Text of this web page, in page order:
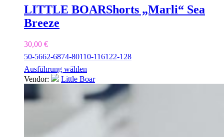
LITTLE BOARShorts „Marli“ Sea
Breeze
30,00 €
50-5662-6874-80110-116122-128
Ausführung wählen
Vendor:
Little Boar